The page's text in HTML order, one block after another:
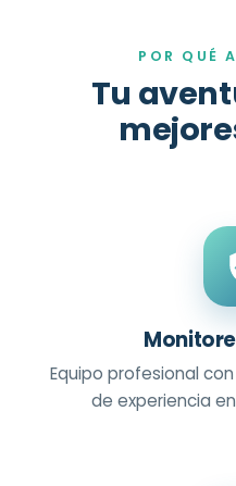
POR QUÉ
Tu
Equipo profesional
de experiencia